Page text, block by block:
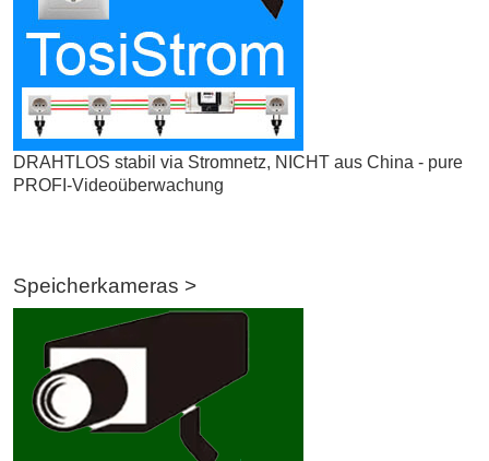
DRAHTLOS stabil via Stromnetz, NICHT aus China - pure
PROFI-Videoüberwachung
Speicherkameras >